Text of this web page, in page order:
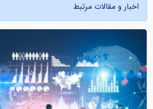
اخبار و مقالات مرتبط